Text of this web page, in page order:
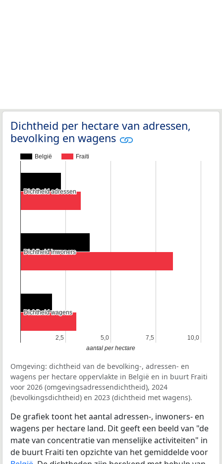
Dichtheid per hectare van adressen,
bevolking en wagens
België Fraiti
2,5
2,5 5,0
5,0 7,5
7,5 10,0
10,0
Dichtheid adressen
Dichtheid adressen
Dichtheid inwoners
Dichtheid inwoners
Dichtheid wagens
Dichtheid wagens
aantal per hectare
Omgeving: dichtheid van de bevolking-, adressen- en
wagens per hectare oppervlakte in België en in buurt Fraiti
voor 2026 (omgevingsadressendichtheid), 2024
(bevolkingsdichtheid) en 2023 (dichtheid met wagens).
De grafiek toont het aantal adressen-, inwoners- en
wagens per hectare land. Dit geeft een beeld van "de
mate van concentratie van menselijke activiteiten" in
de buurt Fraiti ten opzichte van het gemiddelde voor